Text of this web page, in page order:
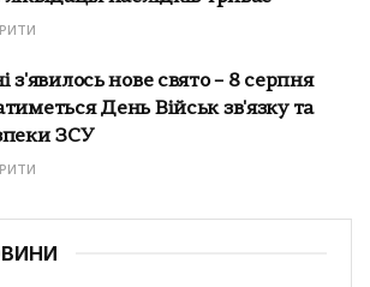
з'явилось нове свято – 8 серпня
День Військ зв'язку та
ЗСУ